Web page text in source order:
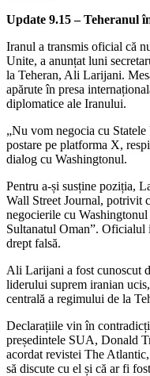
Update 9.15 – Teheranul
Iranul a transmis oficial că
Unite, a anunțat luni
la Teheran, Ali Larijani.
apărute în presa
diplomatice ale Iranului.
„Nu vom negocia cu
postare pe platforma X,
dialog cu Washingtonul.
Pentru a-și susține poziția,
Wall Street Journal, potrivit
negocierile cu
Sultanatul Oman”. Oficialul
drept falsă.
Ali Larijani a fost cunoscut
liderului suprem iranian
centrală a regimului de la
Declarațiile vin în
președintele SUA, Donald
acordat revistei The
să discute cu el și că ar fi